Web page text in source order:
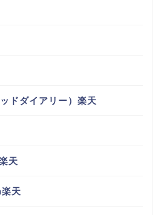
ドダイアリー）楽天
天
天